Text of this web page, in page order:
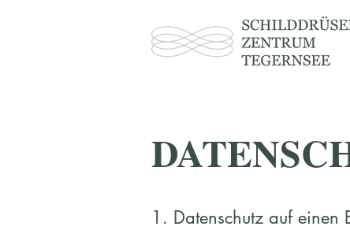
1. Datenschutz auf einen